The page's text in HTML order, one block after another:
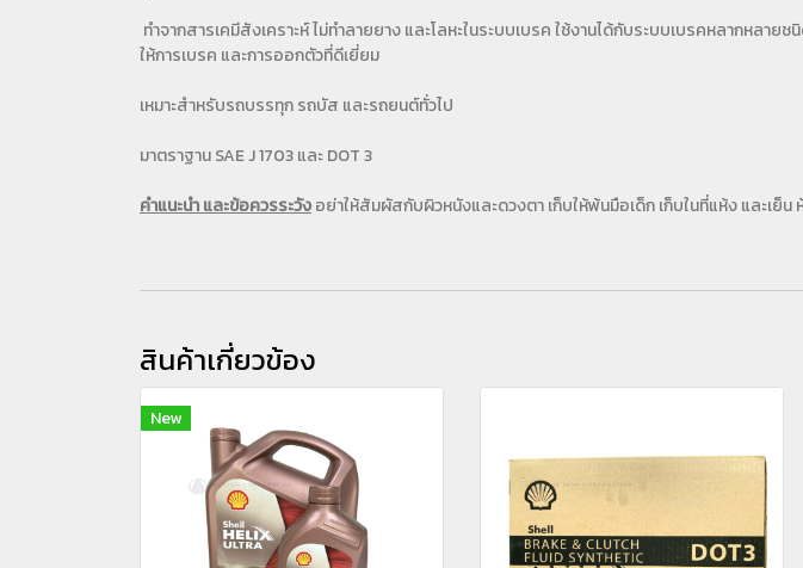
ทำจากสารเคมีสังเคราะห์ ไม่ทำลายยาง และโลหะในระบบเบรค ใช้งานได้กับระบบเบรคหลากห
ให้การเบรค และการออกตัวที่ดีเยี่ยม
เหมาะสำหรับรถบรรทุก รถบัส และรถยนต์ทั่วไป
มาตราฐาน SAE J 1703 และ DOT 3
คำแนะนำ และข้อควรระวังอย่าให้สัมผัสกับผิวหนังและดวงตา เก็บให้พ้นมือเด็ก เก็บในที่แห้ง และเย็น
สินค้าเกี่ยวข้อง
New